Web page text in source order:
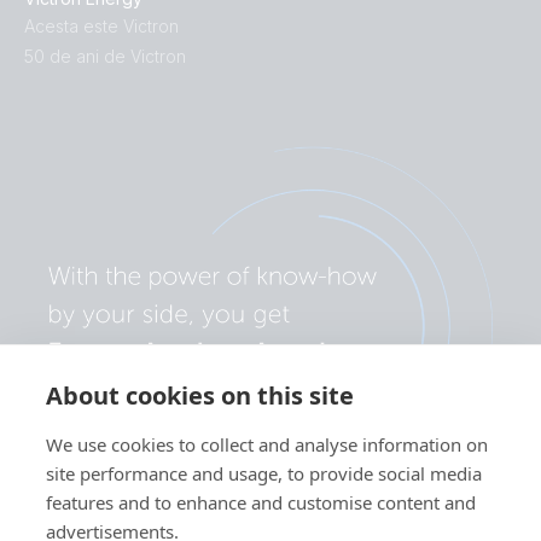
About cookies on this site
We use cookies to collect and analyse information on
site performance and usage, to provide social media
features and to enhance and customise content and
advertisements.
SmartSolar MPPT 250-85-MC4 VE.Can.PT02
SmartSolar MPPT 250-85-MC4 VE.Can.PT04
SmartSolar MPPT 250-85-MC4 VE.Can.PT05
SmartSolar MPPT 250-85-MC4 VE.Can.PT06
SmartSolar MPPT 250-85-MC4 VE.Can.PT07
SmartSolar MPPT 250-85-MC4 VE.Can.PT08
SmartSolar MPPT 250-85-Tr VE.Can.PT01
Acesta este Victron
50 de ani de Victron